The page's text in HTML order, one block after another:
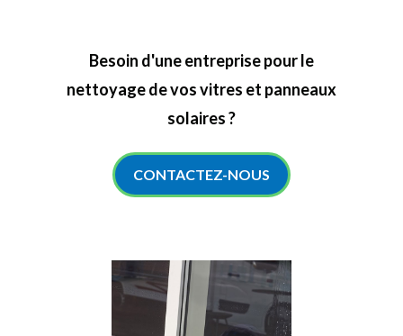
Besoin d'une entreprise pour le
nettoyage de vos vitres et panneaux
solaires ?
CONTACTEZ-NOUS